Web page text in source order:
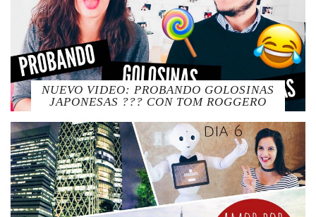
NUEVO VIDEO: PROBANDO GOLOSINAS
JAPONESAS ??? CON TOM ROGGERO